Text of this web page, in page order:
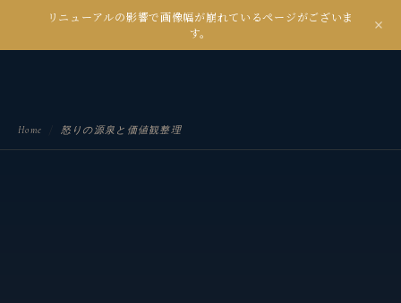
リニューアルの影響で画像幅が崩れているページがございま
す。
kanseian
Home 怒りの源泉と価値観整理